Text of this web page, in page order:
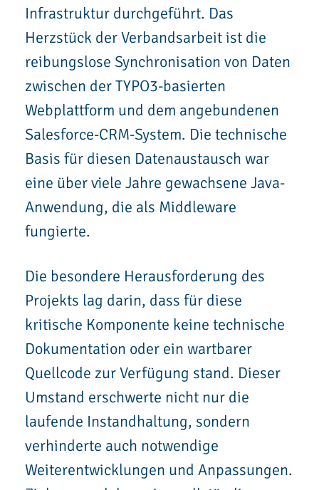
Infrastruktur durchgeführt. Das
Herzstück der Verbandsarbeit ist die
reibungslose Synchronisation von Daten
zwischen der TYPO3-basierten
Webplattform und dem angebundenen
Salesforce-CRM-System. Die technische
Basis für diesen Datenaustausch war
eine über viele Jahre gewachsene Java-
Anwendung, die als Middleware
fungierte.
Die besondere Herausforderung des
Projekts lag darin, dass für diese
kritische Komponente keine technische
Dokumentation oder ein wartbarer
Quellcode zur Verfügung stand. Dieser
Umstand erschwerte nicht nur die
laufende Instandhaltung, sondern
verhinderte auch notwendige
Weiterentwicklungen und Anpassungen.